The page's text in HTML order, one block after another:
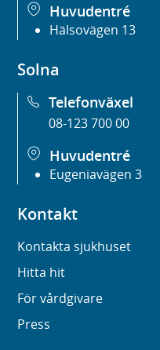
Huvudentré
Hälsovägen 13
Solna
Telefonväxel
08-123 700 00
Huvudentré
Eugeniavägen 3
Kontakt
Kontakta sjukhuset
Hitta hit
För vårdgivare
Press